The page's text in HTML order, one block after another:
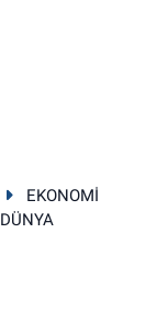
EKONOMİ
DÜNYA